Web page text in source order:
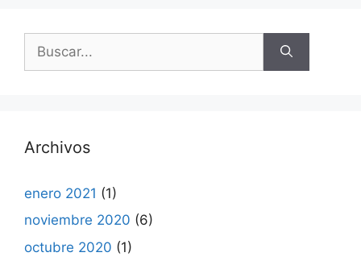
Archivos
enero 2021 (1)
noviembre 2020 (6)
octubre 2020 (1)